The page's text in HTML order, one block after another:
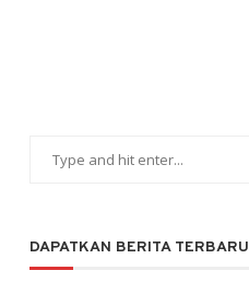
DAPATKAN BERITA TERBARU